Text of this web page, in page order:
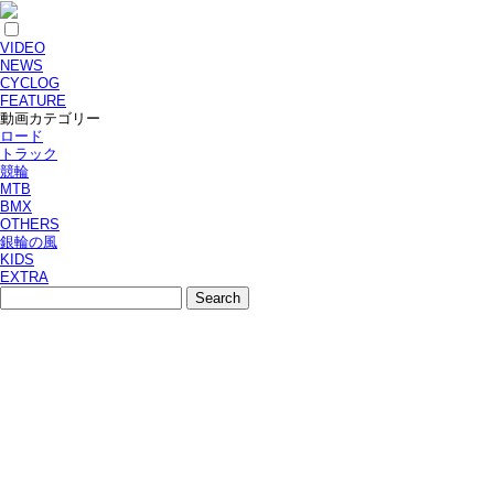
VIDEO
NEWS
CYCLOG
FEATURE
動画カテゴリー
ロード
トラック
競輪
MTB
BMX
OTHERS
銀輪の風
KIDS
EXTRA